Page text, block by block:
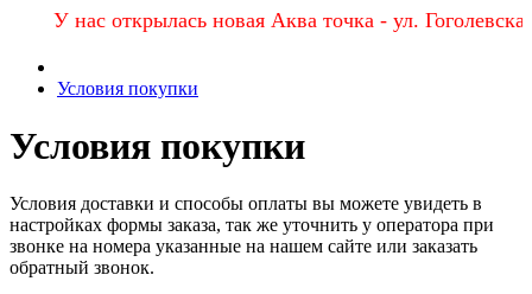
нас открылась новая Аква точка - ул. Гоголевская,
Условия покупки
Условия покупки
Условия доставки и способы оплаты вы можете увидеть в
настройках формы заказа, так же уточнить у оператора при
звонке на номера указанные на нашем сайте или заказать
обратный звонок.